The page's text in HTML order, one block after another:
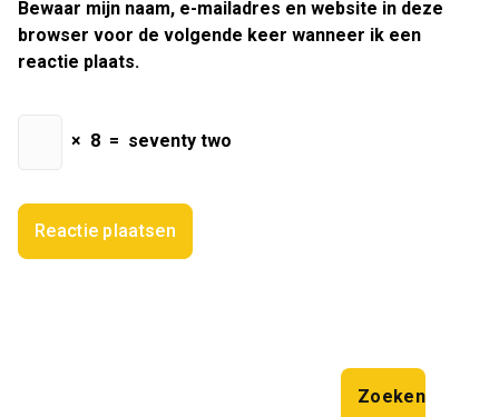
Bewaar mijn naam, e-mailadres en website in deze
browser voor de volgende keer wanneer ik een
reactie plaats.
× 8 = seventy two
Zoeken